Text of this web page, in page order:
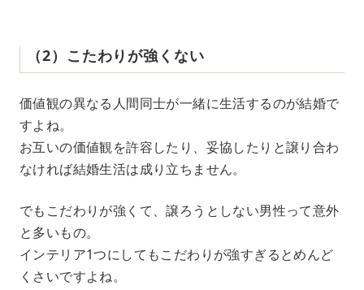
（2）こたわりが強くない
価値観の異なる人間同士が一緒に生活するのが結婚で
すよね。
お互いの価値観を許容したり、妥協したりと譲り合わ
なければ結婚生活は成り立ちません。
でもこだわりが強くて、譲ろうとしない男性って意外
と多いもの。
インテリア1つにしてもこだわりが強すぎるとめんど
くさいですよね。